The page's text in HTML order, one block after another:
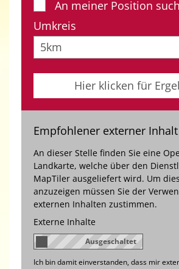
An meiner Position
Umkreis
Empfohlener externer Inhalt
An dieser Stelle finden Sie eine
Landkarte, welche über den
MapTiler ausgeliefert wird. Um
anzuzeigen müssen Sie der
externen Inhalten zustimmen.
Externe Inhalte
Ich bin damit einverstanden, dass mir